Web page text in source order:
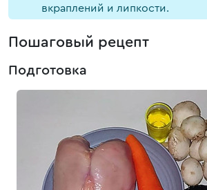
вкраплений и липкости.
Пошаговый рецепт
Подготовка